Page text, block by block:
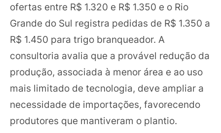
ofertas entre R$ 1.320 e R$ 1.350 e o Rio
Grande do Sul registra pedidas de R$ 1.350 a
R$ 1.450 para trigo branqueador. A
consultoria avalia que a provável redução da
produção, associada à menor área e ao uso
mais limitado de tecnologia, deve ampliar a
necessidade de importações, favorecendo
produtores que mantiveram o plantio.